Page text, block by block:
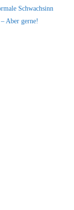
Schwachsinn
Aber gerne!